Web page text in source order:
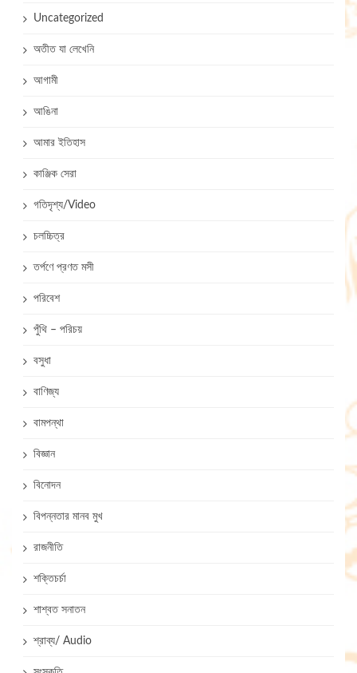
Uncategorized
অতীত যা লেখেনি
আগামী
আঙিনা
আমার ইতিহাস
কাঞ্জিক সেরা
গতিদৃশ্য/Video
চলচ্চিত্র
তর্পণে প্রণত মসী
পরিবেশ
পুঁথি – পরিচয়
বসুধা
বাণিজ্য
বামপন্থা
বিজ্ঞান
বিনোদন
বিপন্নতার মানব মুখ
রাজনীতি
শক্তিচর্চা
শাশ্বত সনাতন
শ্রাব্য/ Audio